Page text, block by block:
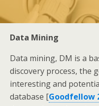
Data Mining
Data mining, DM is a
discovery process, the
interesting and
database [Goodfellow